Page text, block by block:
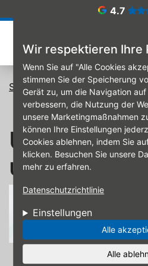
Wir respektieren Ihre
Wenn Sie auf "Alle Cookies
stimmen Sie der Speicherung
Gerät zu, um die Navigation
verbessern, die Nutzung der
unsere Marketingmaßnahmen
können Ihre Einstellungen
Cookies ablehnen, indem Sie
klicken. Besuchen Sie unsere
mehr zu erfahren.
Datenschutzrichtlinie
Einstellungen
Alle
Alle
4.7
Startseite Unsere Services
Unsere
um Auto &